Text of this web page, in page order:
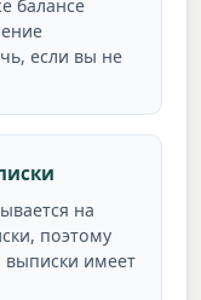
балансе
если вы не
на
поэтому
выписки имеет